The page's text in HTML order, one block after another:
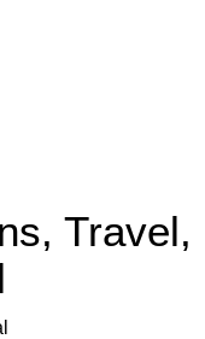
Travel,